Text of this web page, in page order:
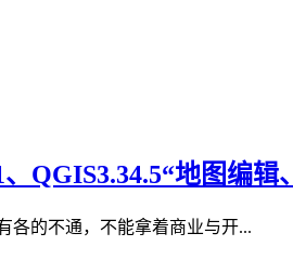
QGIS3.34.5“地图编
各的不通，不能拿着商业与开...